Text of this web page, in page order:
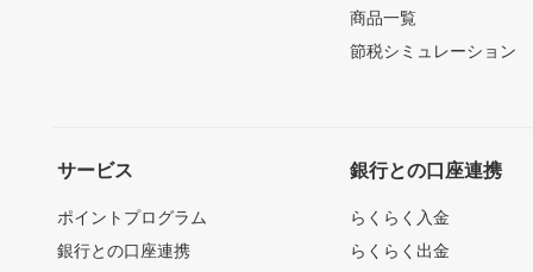
商品一覧
節税シミュレーション
サービス
ポイントプログラム
銀行との口座連携
銀行との口座連携
らくらく入金
らくらく出金